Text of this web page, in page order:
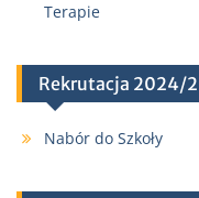
Terapie
Rekrutacja 2024/
Nabór do Szkoły